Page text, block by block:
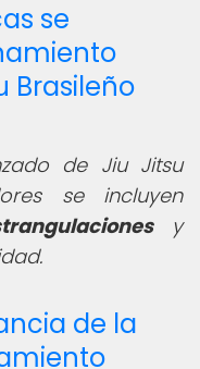
se
Brasileño
de Jiu Jitsu
se incluyen
y
de la